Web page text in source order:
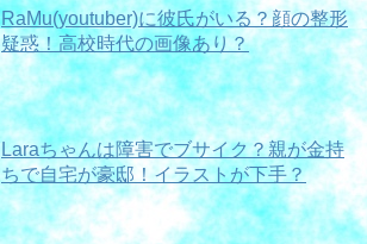
RaMu(youtuber)に彼氏がいる？顔の整形
疑惑！高校時代の画像あり？
Laraちゃんは障害でブサイク？親が金持
ちで自宅が豪邸！イラストが下手？